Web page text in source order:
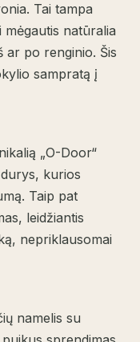
Tai tampa
mėgautis natūralia
ar po renginio. Šis
sampratą į
„O-Door“
kurios
Taip pat
leidžiantis
nepriklausomai
namelis su